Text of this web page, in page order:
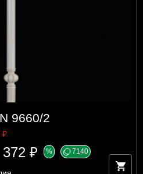
9660/2
₽
₽ % 7140